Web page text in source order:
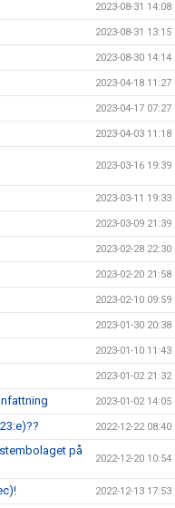
2023-08-31 14:08
2023-08-31 13:15
2023-08-30 14:14
2023-04-18 11:27
2023-04-17 07:27
2023-04-03 11:18
2023-03-16 19:39
2023-03-11 19:33
2023-03-09 21:39
2023-02-28 22:30
2023-02-20 21:58
2023-02-10 09:59
2023-01-30 20:38
2023-01-10 11:43
2023-01-02 21:32
2023-01-02 14:05
2022-12-22 08:40
på
2022-12-20 10:54
2022-12-13 17:53